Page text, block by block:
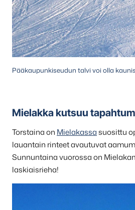
Pääkaupunkiseudun talvi voi olla
Mielakka kutsuu
Torstaina on Mielakassasuosittu
lauantain rinteet avautuvat
Sunnuntaina vuorossa on
laskiaisrieha!